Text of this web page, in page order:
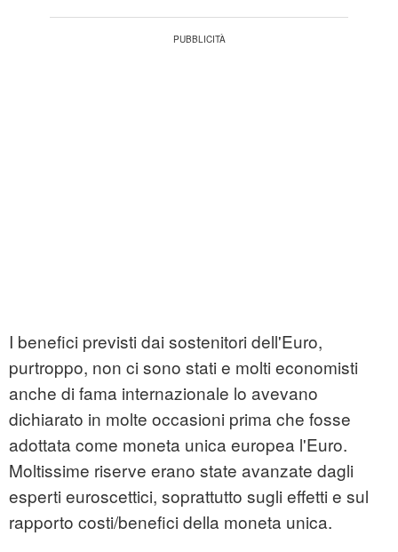
I benefici previsti dai sostenitori dell'Euro,
purtroppo, non ci sono stati e molti economisti
anche di fama internazionale lo avevano
dichiarato in molte occasioni prima che fosse
adottata come moneta unica europea l'Euro.
Moltissime riserve erano state avanzate dagli
esperti euroscettici, soprattutto sugli effetti e sul
rapporto costi/benefici della moneta unica.